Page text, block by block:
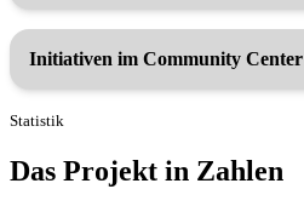
Initiativen im Community Center
Statistik
Das Projekt in Zahlen